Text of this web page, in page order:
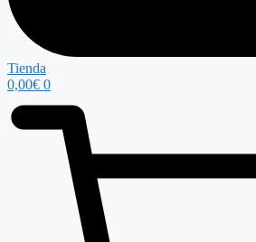
Tienda
0,00€ 0